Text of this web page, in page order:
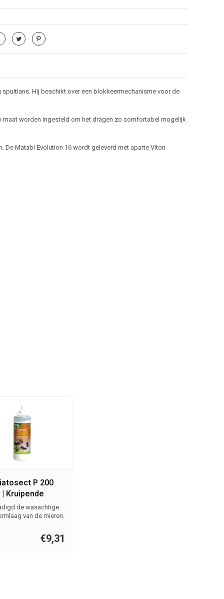
Hij beschikt over een blokkeermechanisme voor de
maat worden ingesteld om het dragen zo comfortabel mogelijk
Matabi Evolution 16 wordt geleverd met aparte Viton
P 200
| Kruipende
de wasachtige
van de mieren.
€9,31